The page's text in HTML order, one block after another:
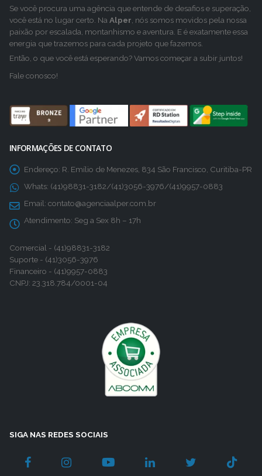
Se você procura uma agência que entende de desafios e superação,
você está no lugar certo. Na Alper , nós somos movidos pela nossa
paixão por escalada, montanhismo e aventura. E é exatamente essa
energia que trazemos para cada projeto que fazemos.
Então, o que você está esperando? Vamos começar a subir juntos!
Fale conosco!
INFORMAÇÕES DE CONTATO
Endereço: R. Emílio de Menezes, 834 São Francisco, Curitiba-PR
Whats: (41)98831-3182/(41)3056-3976/(41)9957-0883
Email: contato@agenciaalper.com.br
Atendimento: Seg a Sex 8h – 17h
Comercial - (41)98831-3182
Suporte - (41)3056-3976
Financeiro - (41)9957-0883
CNPJ: 23.318.784/0001-04
SIGA NAS REDES SOCIAIS